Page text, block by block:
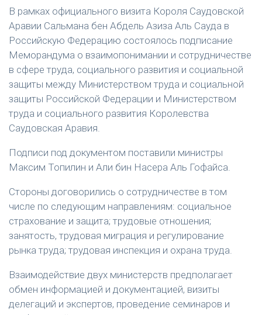
В рамках официального визита Короля Саудовской
Аравии Сальмана бен Абдель Азиза Аль Сауда в
Российскую Федерацию состоялось подписание
Меморандума о взаимопонимании и сотрудничестве
в сфере труда, социального развития и социальной
защиты между Министерством труда и социальной
защиты Российской Федерации и Министерством
труда и социального развития Королевства
Саудовская Аравия.
Подписи под документом поставили министры
Максим Топилин и Али бин Насера Аль Гофайса.
Стороны договорились о сотрудничестве в том
числе по следующим направлениям: социальное
страхование и защита; трудовые отношения;
занятость, трудовая миграция и регулирование
рынка труда; трудовая инспекция и охрана труда.
Взаимодействие двух министерств предполагает
обмен информацией и документацией, визиты
делегаций и экспертов, проведение семинаров и